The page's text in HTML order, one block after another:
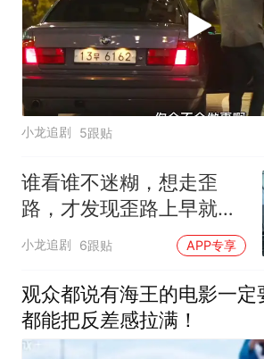
小龙追剧 5跟贴
谁看谁不迷糊，想走歪
路，才发现歪路上早就挤
满了人
小龙追剧 6跟贴 APP专享
观众都说有海王的电影一定
都能把反差感拉满！